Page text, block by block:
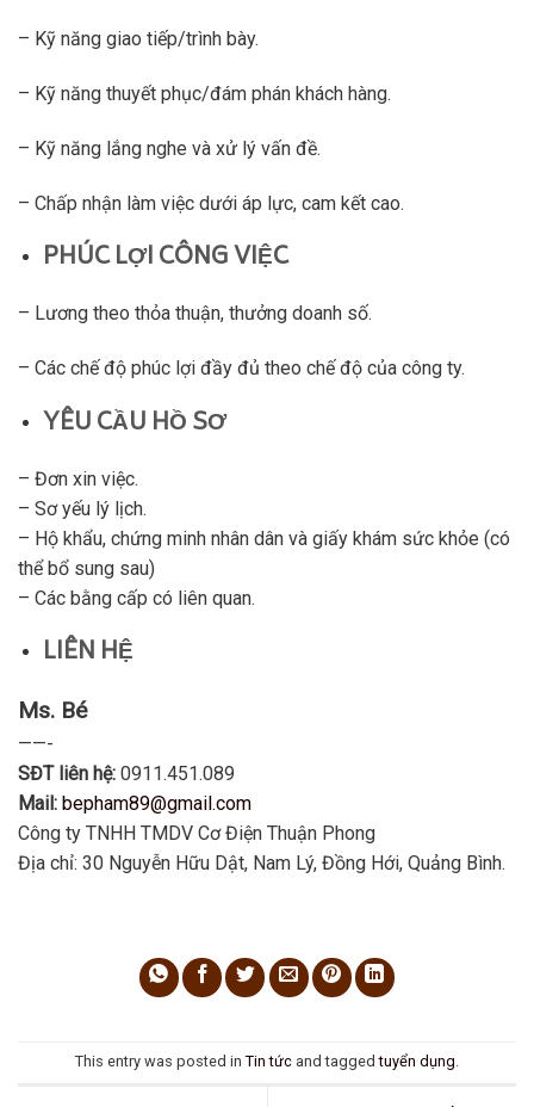
– Kỹ năng giao tiếp/trình bày.
– Kỹ năng thuyết phục/đám phán khách hàng.
– Kỹ năng lắng nghe và xử lý vấn đề.
– Chấp nhận làm việc dưới áp lực, cam kết cao.
PHÚC LỢI CÔNG VIỆC
– Lương theo thỏa thuận, thưởng doanh số.
– Các chế độ phúc lợi đầy đủ theo chế độ của công ty.
YÊU CẦU HỒ SƠ
– Đơn xin việc.
– Sơ yếu lý lịch.
– Hộ khẩu, chứng minh nhân dân và giấy khám sức khỏe (có
thể bổ sung sau)
– Các bằng cấp có liên quan.
LIÊN HỆ
Ms. Bé
——-
SĐT liên hệ: 0911.451.089
Mail: bepham89@gmail.com
Công ty TNHH TMDV Cơ Điện Thuận Phong
Địa chỉ: 30 Nguyễn Hữu Dật, Nam Lý, Đồng Hới, Quảng Bình.
This entry was posted in Tin tức and taggedtuyển dụng.